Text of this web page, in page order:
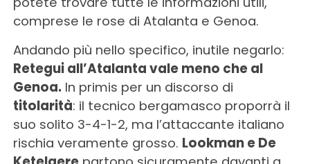
comprese le rose di Atalanta e Genoa.
Andando più nello specifico, inutile negarlo:
Retegui all’Atalanta vale meno che al
Genoa. In primis per un discorso di
titolarità: il tecnico bergamasco proporrà il
suo solito 3-4-1-2, ma l’attaccante italiano
rischia veramente grosso. Lookman e De